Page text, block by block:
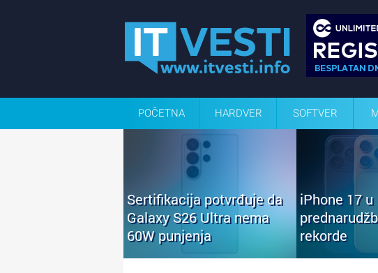
POČETNA HARDVER SOFTVER
Sertifikacija potvrđuje da
Galaxy S26 Ultra nema
60W punjenja
iPhone 17 u
rekorde